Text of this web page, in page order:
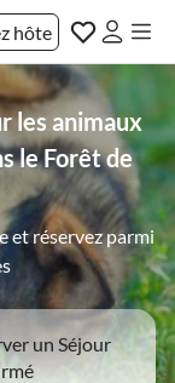
hôte
les animaux
le Forêt de
et réservez parmi
un Séjour